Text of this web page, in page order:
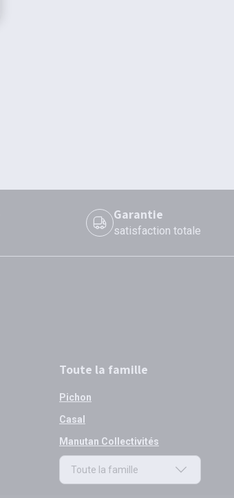
Garantie
satisfaction totale
Toute la famille
Pichon
Casal
Manutan Collectivités
Toute la famille